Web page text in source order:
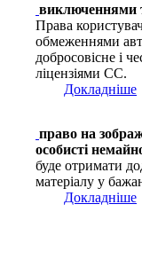
виключеннями
Права
обмеженнями
добросовісне і
ліцензіями СС.
Докладніше
право на
особисті
буде отримати
матеріалу у
Докладніше